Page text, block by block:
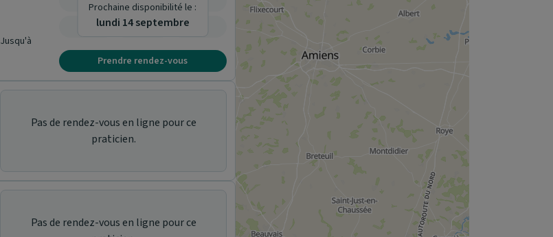
Jusqu'à
-
Prochaine disponibilité le :
lundi 14 septembre
Prendre rendez-vous
Pas de rendez-vous en ligne pour ce
praticien.
Pas de rendez-vous en ligne pour ce